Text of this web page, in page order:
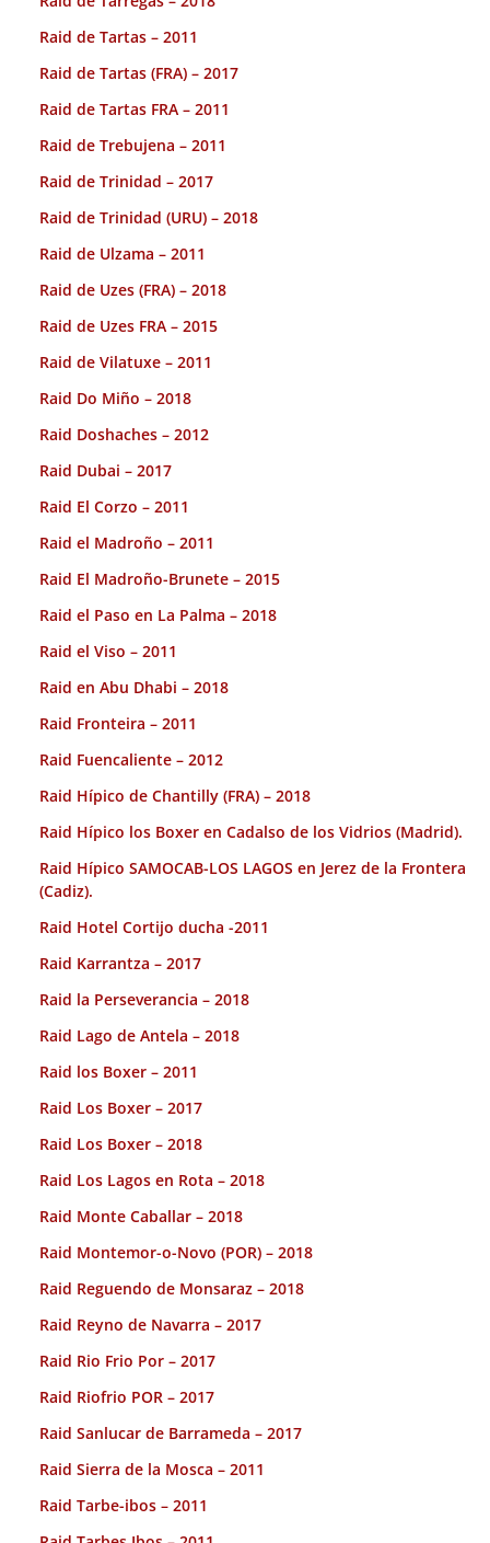
Raid de Tartas – 2011
Raid de Tartas (FRA) – 2017
Raid de Tartas FRA – 2011
Raid de Trebujena – 2011
Raid de Trinidad – 2017
Raid de Trinidad (URU) – 2018
Raid de Ulzama – 2011
Raid de Uzes (FRA) – 2018
Raid de Uzes FRA – 2015
Raid de Vilatuxe – 2011
Raid Do Miño – 2018
Raid Doshaches – 2012
Raid Dubai – 2017
Raid El Corzo – 2011
Raid el Madroño – 2011
Raid El Madroño-Brunete – 2015
Raid el Paso en La Palma – 2018
Raid el Viso – 2011
Raid en Abu Dhabi – 2018
Raid Fronteira – 2011
Raid Fuencaliente – 2012
Raid Hípico de Chantilly (FRA) – 2018
Raid Hípico los Boxer en Cadalso de los Vidrios (Madrid).
Raid Hípico SAMOCAB-LOS LAGOS en Jerez de la Frontera
(Cadiz).
Raid Hotel Cortijo ducha -2011
Raid Karrantza – 2017
Raid la Perseverancia – 2018
Raid Lago de Antela – 2018
Raid los Boxer – 2011
Raid Los Boxer – 2017
Raid Los Boxer – 2018
Raid Los Lagos en Rota – 2018
Raid Monte Caballar – 2018
Raid Montemor-o-Novo (POR) – 2018
Raid Reguendo de Monsaraz – 2018
Raid Reyno de Navarra – 2017
Raid Rio Frio Por – 2017
Raid Riofrio POR – 2017
Raid Sanlucar de Barrameda – 2017
Raid Sierra de la Mosca – 2011
Raid Tarbe-ibos – 2011